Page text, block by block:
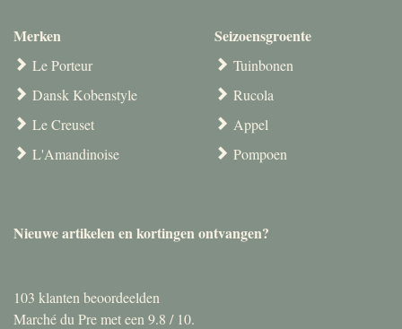
Merken
Le Porteur
Dansk Kobenstyle
Le Creuset
L'Amandinoise
Seizoensgroente
Tuinbonen
Rucola
Appel
Pompoen
Nieuwe artikelen en kortingen ontvangen?
103 klanten beoordeelden
Marché du Pre met een9.8 / 10.